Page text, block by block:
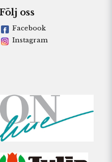
Följ oss
Facebook
Instagram